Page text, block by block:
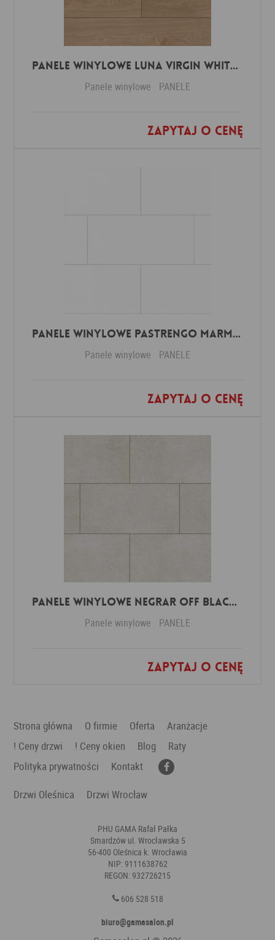
Panele winylowe Luna virgin white 57588 Klasa 34 3 mm
Panele winylowe PANELE
Zapytaj o cenę
Dodaj do ulubionych
Panele winylowe Pastrengo marmor beige 57590 Klasa 34 3 mm
Panele winylowe PANELE
Zapytaj o cenę
Dodaj do ulubionych
Panele winylowe Negrar off black 57614 Klasa 34 3 mm
Panele winylowe PANELE
Zapytaj o cenę
Dodaj do ulubionych
Strona główna O firmie Oferta
Aranżacje
! Ceny drzwi
! Ceny okien Blog
Raty
Polityka prywatności
Kontakt
Drzwi Oleśnica
Drzwi Wrocław
PHU GAMA Rafał Pałka
Smardzów ul. Wrocławska 5
56-400 Oleśnica k. Wrocławia
NIP: 9111638762
REGON: 932726215
606 528 518
biuro@gamasalon.pl